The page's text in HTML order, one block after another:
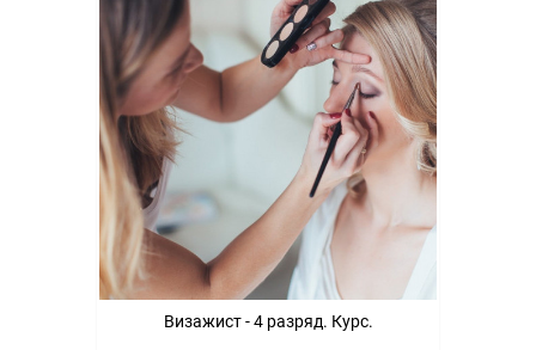
Визажист - 4 разряд. Курс.